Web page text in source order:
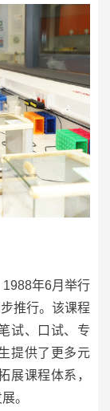
年6月举行
推行。该课程
试、口试、专
提供了更多元
展课程体系，
。